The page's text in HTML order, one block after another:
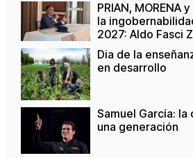
PRIAN, MORENA
la
2027: Aldo Fasci
Dia de la
en desarrollo
Samuel García:
una generación